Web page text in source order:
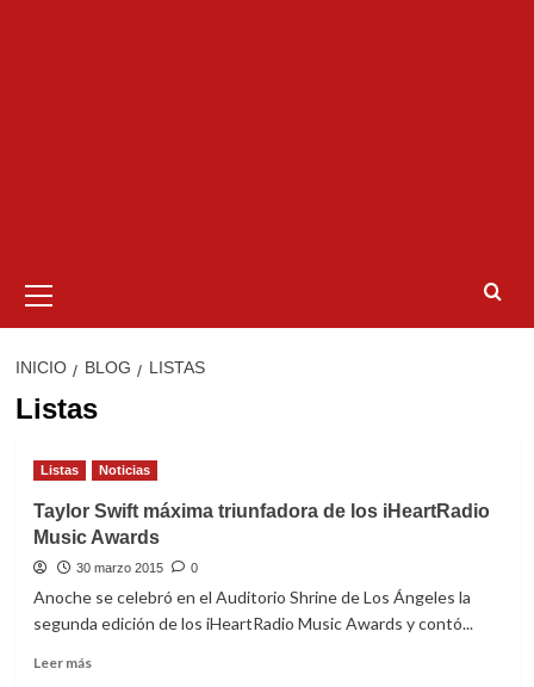
primario
INICIO BLOG LISTAS
Listas
Listas Noticias
Taylor Swift máxima triunfadora de los iHeartRadio
Music Awards
30 marzo 2015 0
Anoche se celebró en el Auditorio Shrine de Los Ángeles la
segunda edición de los iHeartRadio Music Awards y contó...
Leer másLeer